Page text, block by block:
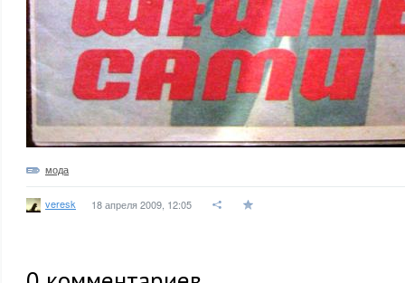
мода
veresk 18 апреля 2009, 12:05